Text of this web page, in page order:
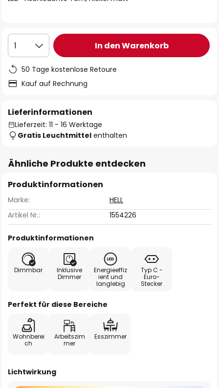
1 In den Warenkorb
50 Tage kostenlose Retoure
Kauf auf Rechnung
Lieferinformationen
Lieferzeit: 11 - 16 Werktage
Gratis Leuchtmittel enthalten
Ähnliche Produkte entdecken
Produktinformationen
Marke:
HELL
Artikel Nr.:
1554226
Produktinformationen
Dimmbar
Inklusive
Dimmer
Energieeffiz
ient und
langlebig
Typ C -
Euro-
Stecker
Perfekt für diese Bereiche
Wohnberei
ch
Arbeitszim
mer
Esszimmer
Lichtwirkung